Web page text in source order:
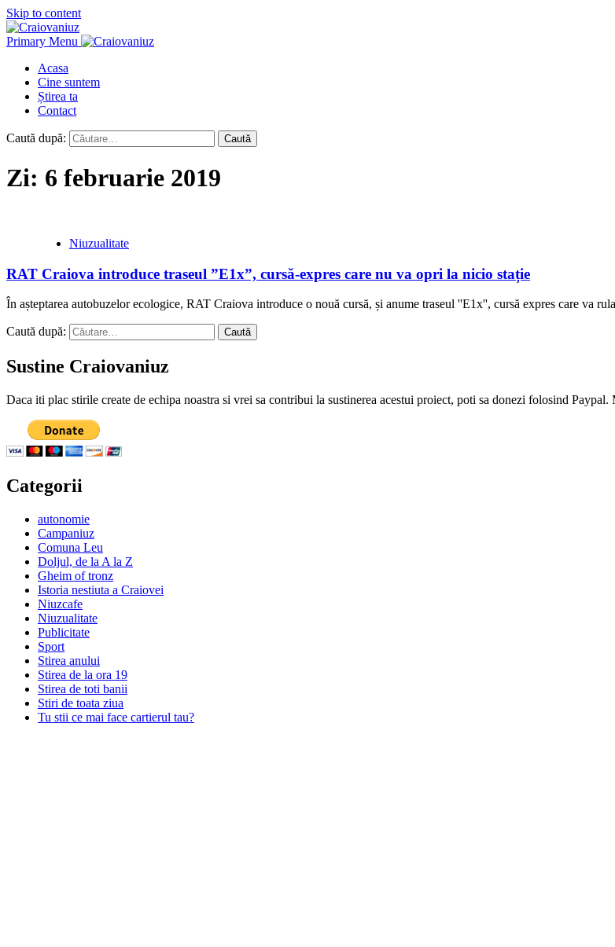
Skip to content
Primary Menu
Acasa
Cine suntem
Știrea ta
Contact
Caută după:
Zi: 6 februarie 2019
Niuzualitate
RAT Craiova introduce traseul ”E1x”, cursă-expres care nu va opri la nicio stație
În așteptarea autobuzelor ecologice, RAT Craiova introduce o nouă cursă, și anume traseul ''E1x'', cursă expres care va
Caută după:
Sustine Craiovaniuz
Daca iti plac stirile create de echipa noastra si vrei sa contribui la sustinerea acestui proiect, poti sa donezi folosind
Categorii
autonomie
Campaniuz
Comuna Leu
Doljul, de la A la Z
Gheim of tronz
Istoria nestiuta a Craiovei
Niuzcafe
Niuzualitate
Publicitate
Sport
Stirea anului
Stirea de la ora 19
Stirea de toti banii
Stiri de toata ziua
Tu stii ce mai face cartierul tau?